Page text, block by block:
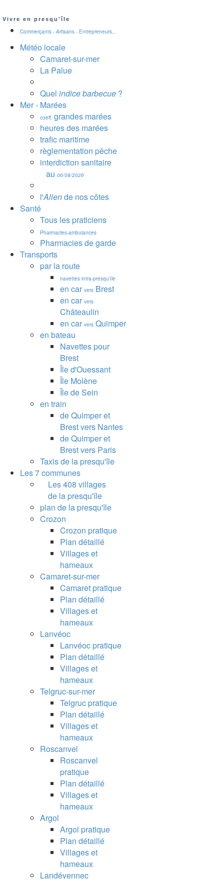
Vivre en presqu'île
Commerçants - Artisans - Entrepreneurs...
Météo locale
Camaret-sur-mer
La Palue
Quel indice barbecue ?
Mer - Marées
coeff. grandes marées
heures des marées
trafic maritime
règlementation pêche
interdiction sanitaire
au 06/08/2026
l'Aliende nos côtes
Santé
Tous les praticiens
Pharmacies-ambulances
Pharmacies de garde
Transports
par la route
navettes intra-presqu'île
en car vers Brest
en car vers
Châteaulin
en car vers Quimper
en bateau
Navettes pour
Brest
Île d'Ouessant
Île Molène
Île de Sein
en train
de Quimper et
Brest vers Nantes
de Quimper et
Brest vers Paris
Taxis de la presqu'île
Les 7 communes
Les 408 villages
de la presqu'île
plan de la presqu'île
Crozon
Crozon pratique
Plan détaillé
Villages et
hameaux
Camaret-sur-mer
Camaret pratique
Plan détaillé
Villages et
hameaux
Lanvéoc
Lanvéoc pratique
Plan détaillé
Villages et
hameaux
Telgruc-sur-mer
Telgruc pratique
Plan détaillé
Villages et
hameaux
Roscanvel
Roscanvel
pratique
Plan détaillé
Villages et
hameaux
Argol
Argol pratique
Plan détaillé
Villages et
hameaux
Landévennec